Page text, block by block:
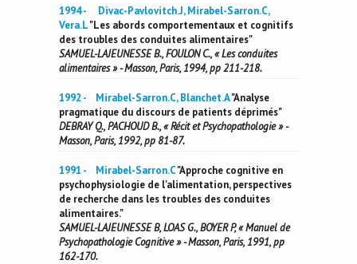
1994 - Divac-Pavlovitch.J, Mirabel-Sarron.C,
Vera.L"Les abords comportementaux et cognitifs
des troubles des conduites alimentaires"
SAMUEL-LAJEUNESSE B., FOULON C., « Les conduites
alimentaires » - Masson, Paris, 1994, pp 211-218.
1992 - Mirabel-Sarron.C, Blanchet.A"Analyse
pragmatique du discours de patients déprimés"
DEBRAY Q., PACHOUD B., « Récit et Psychopathologie » -
Masson, Paris, 1992, pp 81-87.
1991 - Mirabel-Sarron.C"Approche cognitive en
psychophysiologie de l'alimentation, perspectives
de recherche dans les troubles des conduites
alimentaires."
SAMUEL-LAJEUNESSE B, LOAS G., BOYER P, « Manuel de
Psychopathologie Cognitive » - Masson, Paris, 1991, pp
162-170.